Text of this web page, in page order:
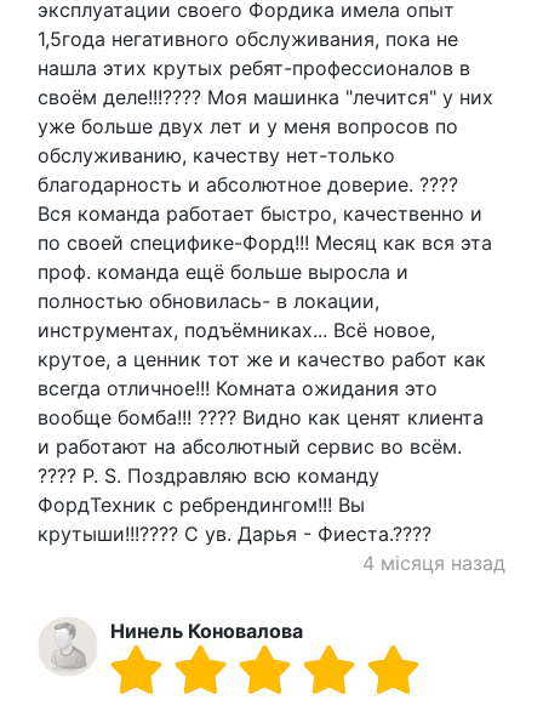
эксплуатации своего Фордика имела опыт
1,5года негативного обслуживания, пока не
нашла этих крутых ребят-профессионалов в
своём деле!!!???? Моя машинка "лечится" у них
уже больше двух лет и у меня вопросов по
обслуживанию, качеству нет-только
благодарность и абсолютное доверие. ????
Вся команда работает быстро, качественно и
по своей специфике-Форд!!! Месяц как вся эта
проф. команда ещё больше выросла и
полностью обновилась- в локации,
инструментах, подъёмниках... Всё новое,
крутое, а ценник тот же и качество работ как
всегда отличное!!! Комната ожидания это
вообще бомба!!! ???? Видно как ценят клиента
и работают на абсолютный сервис во всём.
???? P. S. Поздравляю всю команду
ФордТехник с ребрендингом!!! Вы
крутыши!!!???? С ув. Дарья - Фиеста.????
4 місяця назад
Нинель Коновалова